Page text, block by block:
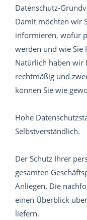
Datenschutz-
Damit möchten wir
informieren, wofür
werden und wie Sie
Natürlich haben wir
rechtmäßig und
können Sie wie
Hohe
Selbstverständlich.
Der Schutz Ihrer
gesamten
Anliegen. Die
einen Überblick
liefern.